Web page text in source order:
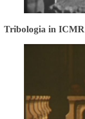
Tribologia in ICMR